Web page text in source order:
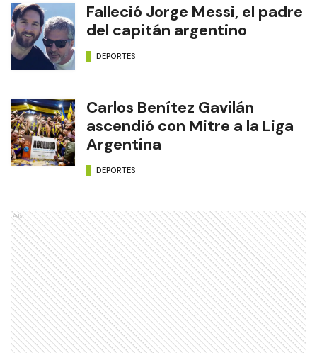
Falleció Jorge Messi, el padre
del capitán argentino
DEPORTES
Carlos Benítez Gavilán
ascendió con Mitre a la Liga
Argentina
DEPORTES
Ads